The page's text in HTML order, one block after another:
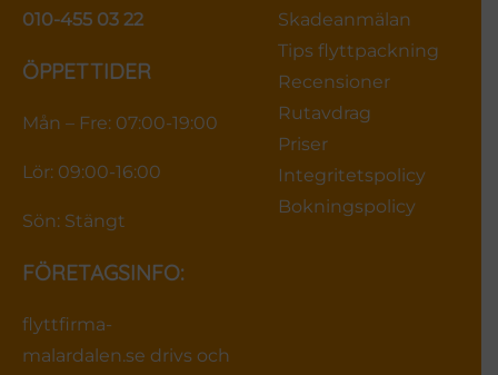
010-455 03 22
ÖPPETTIDER
Mån – Fre: 07:00-19:00
Lör: 09:00-16:00
Sön: Stängt
FÖRETAGSINFO:
flyttfirma-
malardalen.se drivs och
Skadeanmälan
Tips flyttpackning
Recensioner
Rutavdrag
Priser
Integritetspolicy
Bokningspolicy